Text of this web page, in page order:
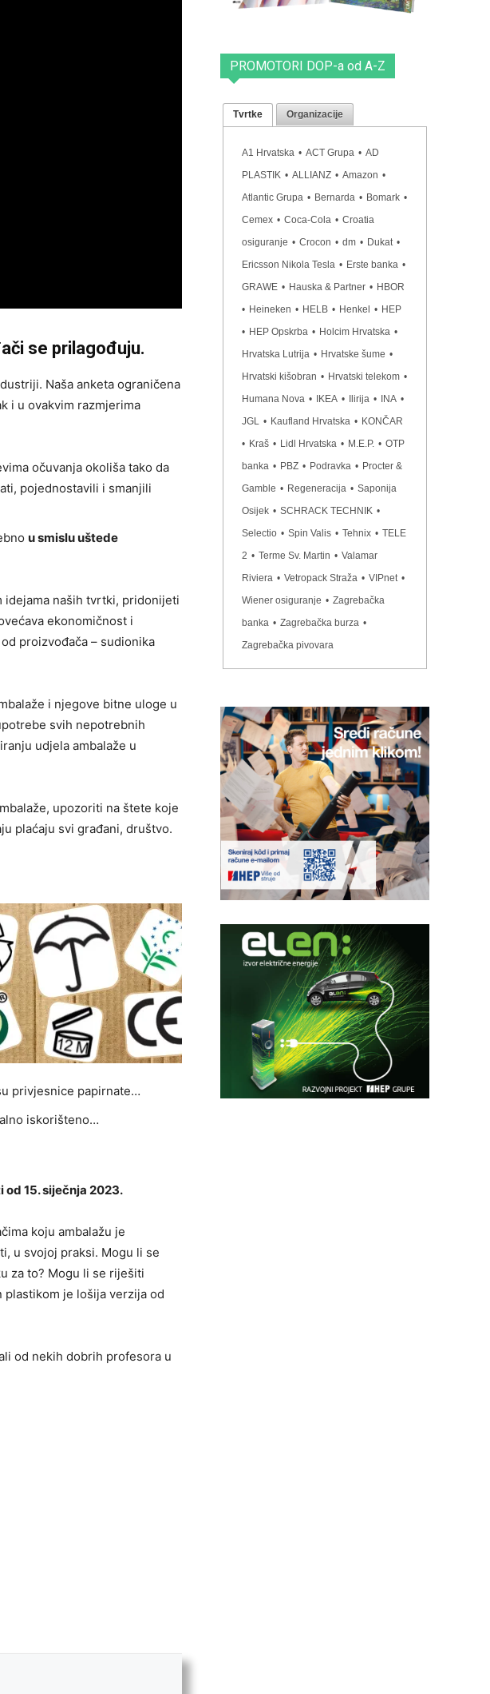
se prilagođuju.
Naša anketa ograničena
i u ovakvim razmjerima
očuvanja okoliša tako da
pojednostavili i smanjili
u smislu uštede
idejama naših tvrtki, pridonijeti
ekonomičnost i
proizvođača – sudionika
i njegove bitne uloge u
svih nepotrebnih
udjela ambalaže u
upozoriti na štete koje
plaćaju svi građani, društvo.
privjesnice papirnate…
iskorišteno…
15. siječnja 2023.
koju ambalažu je
u svojoj praksi. Mogu li se
za to? Mogu li se riješiti
plastikom je lošija verzija od
od nekih dobrih profesora u
PROMOTORI DOP-a od A-Z
Tvrtke Organizacije
A1 Hrvatska • ACT Grupa • AD
PLASTIK • ALLIANZ • Amazon •
Atlantic Grupa • Bernarda • Bomark •
Cemex • Coca-Cola • Croatia
osiguranje • Crocon • dm • Dukat •
Ericsson Nikola Tesla • Erste banka •
GRAWE • Hauska & Partner • HBOR
• Heineken • HELB • Henkel • HEP
• HEP Opskrba • Holcim Hrvatska •
Hrvatska Lutrija • Hrvatske šume •
Hrvatski kišobran • Hrvatski telekom •
Humana Nova • IKEA • Ilirija • INA •
JGL • Kaufland Hrvatska • KONČAR
• Kraš • Lidl Hrvatska • M.E.P. • OTP
banka • PBZ • Podravka • Procter &
Gamble • Regeneracija • Saponija
Osijek • SCHRACK TECHNIK •
Selectio • Spin Valis • Tehnix • TELE
2 • Terme Sv. Martin • Valamar
Riviera • Vetropack Straža • VIPnet •
Wiener osiguranje • Zagrebačka
banka • Zagrebačka burza •
Zagrebačka pivovara